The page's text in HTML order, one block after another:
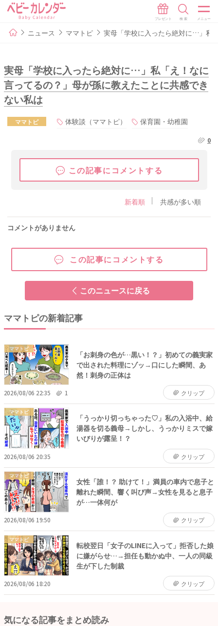
ニュース ママトピ 実母「学校に入ったら絶対に…」私
実母「学校に入ったら絶対に…」私「え！なに
言ってるの？」母が孫に教えたことに共感でき
ない私は
ママトピ 体験談（ママトピ） 保育園・幼稚園
0
この記事にコメントする
新着順 共感が多い順
コメントがありません
この記事にコメントする
このニュースに戻る
ママトピの新着記事
ママトピ
「お刺身の色が…黒い！？」初めての義実家
で出された料理にゾッ→口にした瞬間、あ
然！刺身の正体は
2026/08/06 22:35 1 クリップ
ママトピ
「うっかり切っちゃった♡」私の入浴中、給
湯器を切る義母→しかし、うっかりミスで嫁
いびりが露呈！？
2026/08/06 20:35 クリップ
ママトピ
女性「誰！？ 助けて！」満員の車内で息子と
離れた瞬間、響く叫び声→女性を見ると息子
が…一体何が
2026/08/06 19:50 クリップ
ママトピ
転校翌日「女子のLINEに入って」拒否した娘
に嫌がらせ…→担任も動かぬ中、一人の同級
生が下した制裁
2026/08/06 18:20 クリップ
気になる記事をまとめ読み